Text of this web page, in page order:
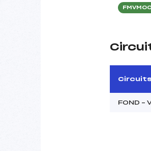
FOND –